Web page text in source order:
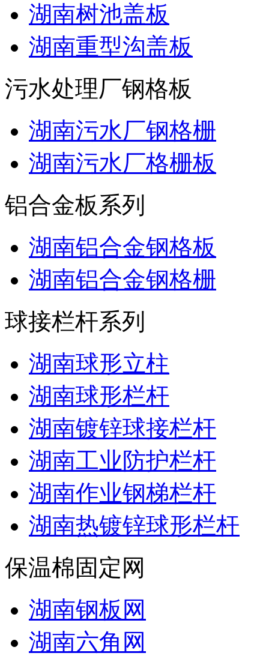
湖南树池盖板
湖南重型沟盖板
污水处理厂钢格板
湖南污水厂钢格栅
湖南污水厂格栅板
铝合金板系列
湖南铝合金钢格板
湖南铝合金钢格栅
球接栏杆系列
湖南球形立柱
湖南球形栏杆
湖南镀锌球接栏杆
湖南工业防护栏杆
湖南作业钢梯栏杆
湖南热镀锌球形栏杆
保温棉固定网
湖南钢板网
湖南六角网